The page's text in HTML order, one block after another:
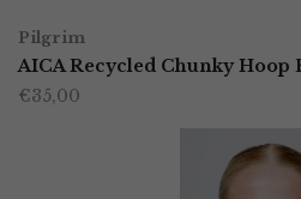
Pilgrim
AICA Recycled Chunky Hoop
€35,00